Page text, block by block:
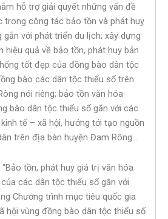
hỗ trợ giải quyết những vấn đề
trong công tác bảo tồn và phát huy
với phát triển du lịch; xây dựng
hiệu quả về bảo tồn, phát huy bản
tốt đẹp của đồng bào dân tộc
bào các dân tộc thiểu số trên
nói riêng; bảo tồn văn hóa
bào dân tộc thiểu số gắn với các
tế – xã hội, hướng tới tạo nguồn
trên địa bàn huyện Đam Rông…
tồn, phát huy giá trị văn hóa
các dân tộc thiểu số gắn với
Chương trình mục tiêu quốc gia
hội vùng đồng bào dân tộc thiểu số